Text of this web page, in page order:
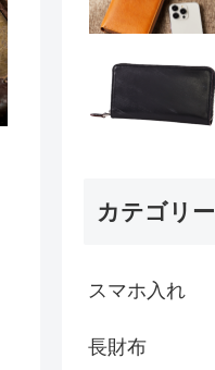
カテゴリー
スマホ入れ
長財布